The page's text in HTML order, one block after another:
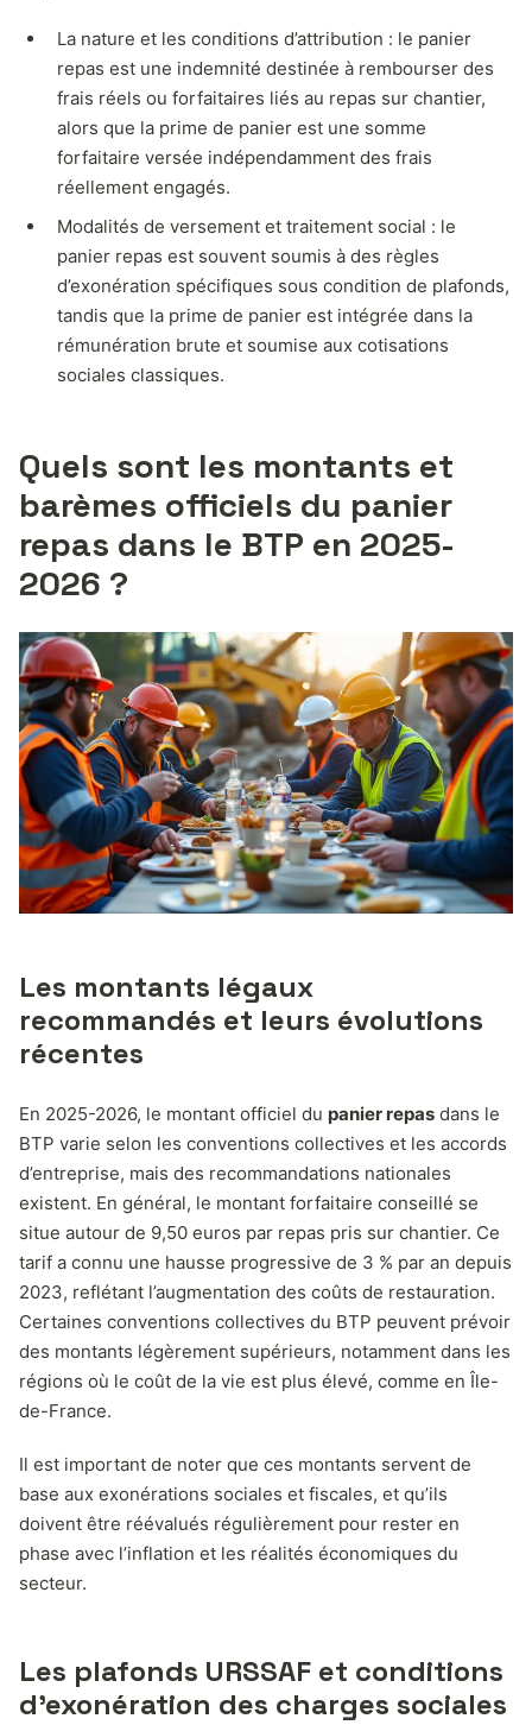
La nature et les conditions d’attribution : le panier
repas est une indemnité destinée à rembourser des
frais réels ou forfaitaires liés au repas sur chantier,
alors que la prime de panier est une somme
forfaitaire versée indépendamment des frais
réellement engagés.
Modalités de versement et traitement social : le
panier repas est souvent soumis à des règles
d’exonération spécifiques sous condition de plafonds,
tandis que la prime de panier est intégrée dans la
rémunération brute et soumise aux cotisations
sociales classiques.
Quels sont les montants et
barèmes officiels du panier
repas dans le BTP en 2025-
2026 ?
Les montants légaux
recommandés et leurs évolutions
récentes
En 2025-2026, le montant officiel du panier repas dans le
BTP varie selon les conventions collectives et les accords
d’entreprise, mais des recommandations nationales
existent. En général, le montant forfaitaire conseillé se
situe autour de 9,50 euros par repas pris sur chantier. Ce
tarif a connu une hausse progressive de 3 % par an depuis
2023, reflétant l’augmentation des coûts de restauration.
Certaines conventions collectives du BTP peuvent prévoir
des montants légèrement supérieurs, notamment dans les
régions où le coût de la vie est plus élevé, comme en Île-
de-France.
Il est important de noter que ces montants servent de
base aux exonérations sociales et fiscales, et qu’ils
doivent être réévalués régulièrement pour rester en
phase avec l’inflation et les réalités économiques du
secteur.
Les plafonds URSSAF et conditions
d’exonération des charges sociales